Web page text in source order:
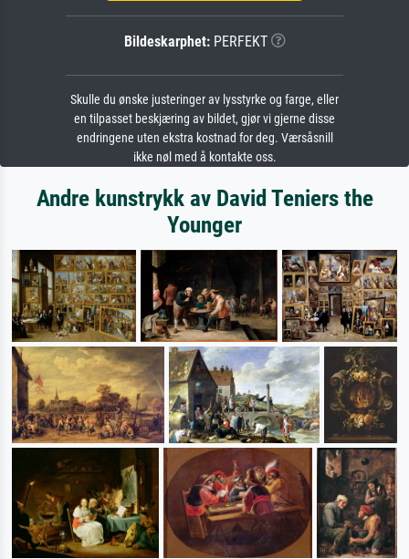
Bildeskarphet:PERFEKT
Skulle du ønske justeringer av lysstyrke og farge, eller
en tilpasset beskjæring av bildet, gjør vi gjerne disse
endringene uten ekstra kostnad for deg. Værsåsnill
ikke nøl med å kontakte oss.
Andre kunstrykk av David Teniers the
Younger